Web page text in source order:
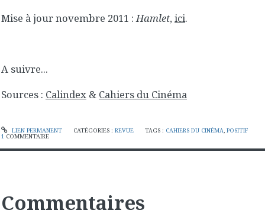
Mise à jour novembre 2011 : Hamlet, ici.
A suivre...
Sources : Calindex & Cahiers du Cinéma
LIEN PERMANENT CATÉGORIES : REVUE TAGS : CAHIERS DU CINÉMA ,POSITIF
1 COMMENTAIRE
Commentaires